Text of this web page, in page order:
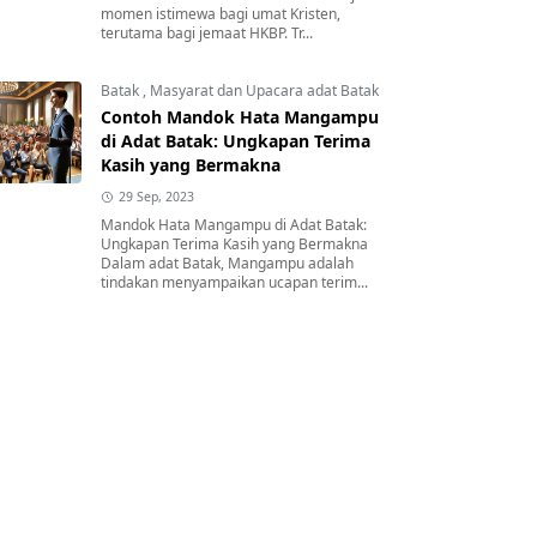
momen istimewa bagi umat Kristen,
terutama bagi jemaat HKBP. Tr...
Batak , Masyarat dan Upacara adat Batak
Contoh Mandok Hata Mangampu
di Adat Batak: Ungkapan Terima
Kasih yang Bermakna
29 Sep, 2023
Mandok Hata Mangampu di Adat Batak:
Ungkapan Terima Kasih yang Bermakna
Dalam adat Batak, Mangampu adalah
tindakan menyampaikan ucapan terim...